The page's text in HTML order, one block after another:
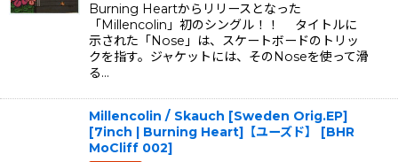
Burning Heartからリリースとなった
「Millencolin」初のシングル！！ タイトルに
示された「Nose」は、スケートボードのトリッ
クを指す。ジャケットには、そのNoseを使って滑
る…
Millencolin / Skauch [Sweden Orig.EP]
[7inch | Burning Heart]【ユーズド】
[BHR
MoCliff 002]